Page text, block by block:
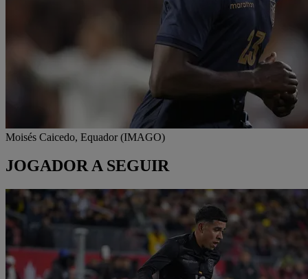
Moisés Caicedo, Equador (IMAGO)
JOGADOR A SEGUIR